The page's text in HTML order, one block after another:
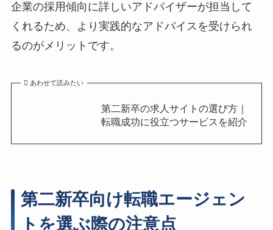
企業の採用傾向に詳しいアドバイザーが担当して
くれるため、より実践的なアドバイスを受けられ
るのがメリットです。
あわせて読みたい
第二新卒の求人サイトの選び方｜
転職成功に役立つサービスを紹介
第二新卒向け転職エージェン
トを選ぶ際の注意点